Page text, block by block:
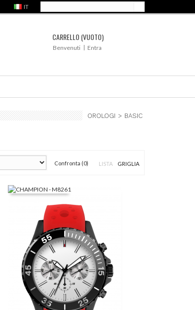
IT
CARRELLO (VUOTO)
Benvenuti Entra
OROLOGI > BASIC
Confronta (0) LISTA GRIGLIA